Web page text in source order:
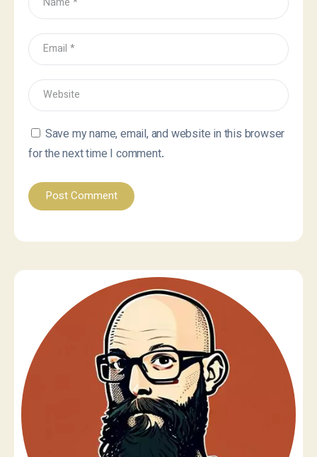
Save my name, email, and website in this browser
for the next time I comment.